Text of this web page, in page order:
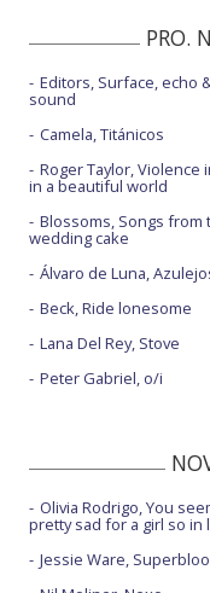
PRO.
Editors, Surface, echo
sound
Camela, Titánicos
Roger Taylor, Violence
in a beautiful world
Blossoms, Songs from
wedding cake
Álvaro de Luna,
Beck, Ride lonesome
Lana Del Rey, Stove
Peter Gabriel, o/i
Olivia Rodrigo, You
pretty sad for a girl so in
Jessie Ware,